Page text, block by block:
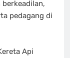
pedagang di
Api